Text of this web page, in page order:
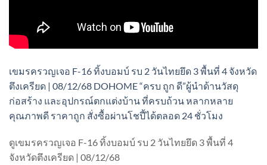
เขมรครวญเจอ F-16 ทิ้งบอมบ์ รบ 2 วันไทยยึด 3 พื้นที่ 4 จังหวัด
ตึงเครียด | 08/12/68 DOHOME “ครบ ถูก ดี”ผู้นำด้านวัสดุ
ก่อสร้าง และอุปกรณ์ตกแต่งบ้าน ที่ครบถ้วน หลากหลาย
คุณภาพดี ราคาถูก สั่งซื้อผ่านโชปี้ได้ตลอด 24 ชั่วโมง
ดูเขมรครวญเจอ F-16 ทิ้งบอมบ์ รบ 2 วันไทยยึด 3 พื้นที่ 4
จังหวัดตึงเครียด | 08/12/68